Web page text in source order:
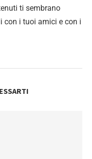
ti sembrano
con i tuoi amici e con i